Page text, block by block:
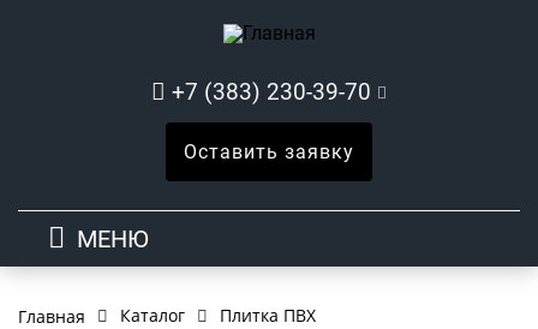
+7 (383) 230-39-70
Оставить заявку
МЕНЮ
Главная Каталог
Плитка ПВХ